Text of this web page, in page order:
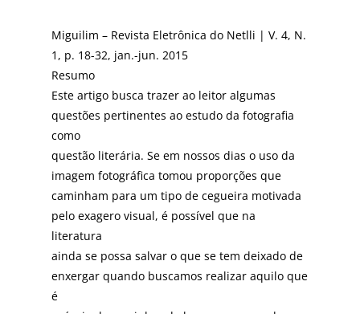
Miguilim – Revista Eletrônica do Netlli | V. 4, N.
1, p. 18-32, jan.-jun. 2015
Resumo
Este artigo busca trazer ao leitor algumas
questões pertinentes ao estudo da fotografia
como
questão literária. Se em nossos dias o uso da
imagem fotográfica tomou proporções que
caminham para um tipo de cegueira motivada
pelo exagero visual, é possível que na
literatura
ainda se possa salvar o que se tem deixado de
enxergar quando buscamos realizar aquilo que
é